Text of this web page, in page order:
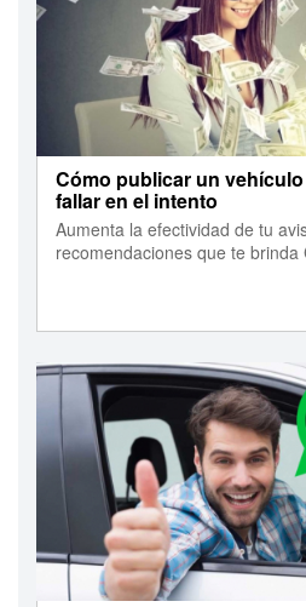
Cómo publicar un
fallar en el intento
Aumenta la efectividad de tu
recomendaciones que te brinda